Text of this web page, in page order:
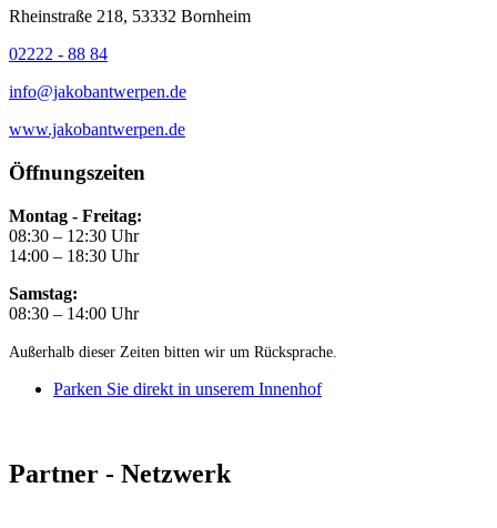
Rheinstraße 218, 53332 Bornheim
02222 - 88 84
info@jakobantwerpen.de
www.jakobantwerpen.de
Öffnungszeiten
Montag - Freitag:
08:30 – 12:30 Uhr
14:00 – 18:30 Uhr
Samstag:
08:30 – 14:00 Uhr
Außerhalb dieser Zeiten bitten wir um Rücksprache.
Parken Sie direkt in unserem Innenhof
Partner - Netzwerk